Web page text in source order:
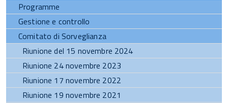
Programme
Gestione e controllo
Comitato di Sorveglianza
Riunione del 15 novembre 2024
Riunione 24 novembre 2023
Riunione 17 novembre 2022
Riunione 19 novembre 2021